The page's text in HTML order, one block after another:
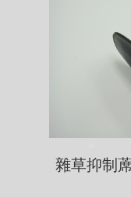
雜草抑制